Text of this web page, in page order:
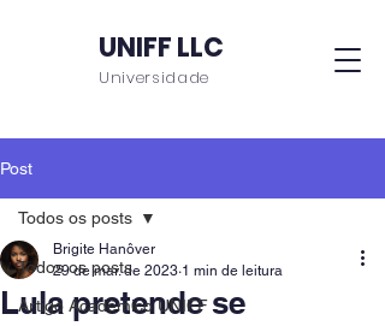
UNIFF LLC
Universidade
Post
Todos os posts
Artigo Acadêmico UNIFF
Todos os posts
Lula pretende se
Brigite Hanôver
29 de mar. de 2023 1 min de leitura